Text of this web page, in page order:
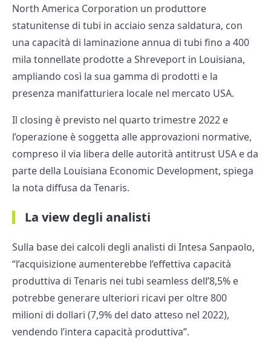
North America Corporation un produttore
statunitense di tubi in acciaio senza saldatura, con
una capacità di laminazione annua di tubi fino a 400
mila tonnellate prodotte a Shreveport in Louisiana,
ampliando così la sua gamma di prodotti e la
presenza manifatturiera locale nel mercato USA.
Il closing è previsto nel quarto trimestre 2022 e
l’operazione è soggetta alle approvazioni normative,
compreso il via libera delle autorità antitrust USA e da
parte della Louisiana Economic Development, spiega
la nota diffusa da Tenaris.
La view degli analisti
Sulla base dei calcoli degli analisti di Intesa Sanpaolo,
“l’acquisizione aumenterebbe l’effettiva capacità
produttiva di Tenaris nei tubi seamless dell’8,5% e
potrebbe generare ulteriori ricavi per oltre 800
milioni di dollari (7,9% del dato atteso nel 2022),
vendendo l’intera capacità produttiva”.